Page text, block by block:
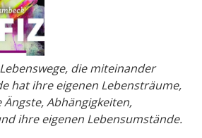
die miteinander
hat ihre eigenen Lebensträume,
Abhängigkeiten,
ihre eigenen Lebensumstände.